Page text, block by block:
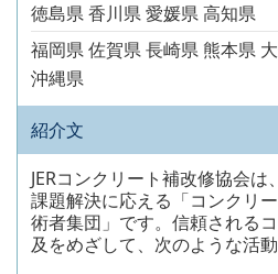
徳島県香川県愛媛県高知県
福岡県佐賀県長崎県 熊本県
沖縄県
紹介文
JERコンクリート補改修協会
課題解決に応える「コンクリ
術者集団」です。信頼される
及をめざして、次のような活動